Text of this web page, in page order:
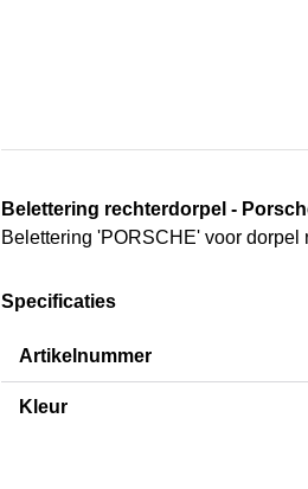
Belettering rechterdorpel -
Belettering 'PORSCHE' voor
Specificaties
Artikelnummer
Kleur